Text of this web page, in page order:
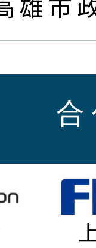
雄市
合